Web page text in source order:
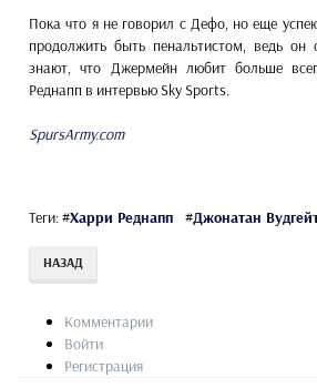
Пока что я не говорил с Дефо, но еще
продолжить быть пенальтистом, ведь он
знают, что Джермейн любит больше
Реднапп в интервью Sky Sports.
SpursArmy.com
Теги:#Харри Реднапп #Джонатан
НАЗАД
Комментарии
Войти
Регистрация